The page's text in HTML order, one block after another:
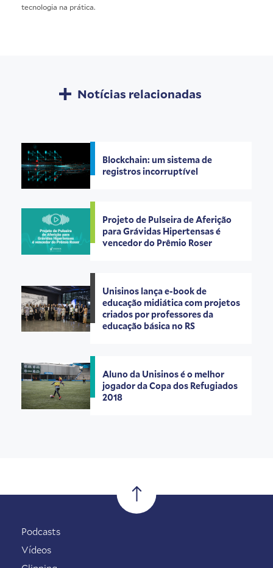
tecnologia na prática.
Notícias relacionadas
Blockchain: um sistema de
registros incorruptível
Projeto de Pulseira de Aferição
para Grávidas Hipertensas é
vencedor do Prêmio Roser
Unisinos lança e-book de
educação midiática com projetos
criados por professores da
educação básica no RS
Aluno da Unisinos é o melhor
jogador da Copa dos Refugiados
2018
Podcasts
Vídeos